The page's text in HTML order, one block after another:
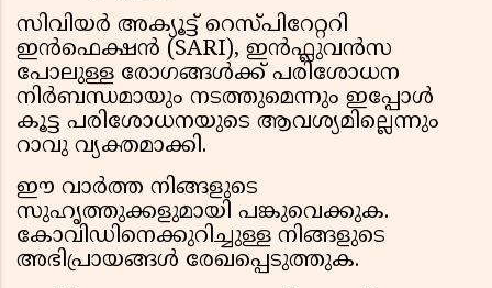
സിവിയർ അക്യൂട്ട് റെസ്പിറേറ്ററി
ഇൻഫെക്ഷൻ (SARI), ഇൻഫ്ലുവൻസ
പോലുള്ള രോഗങ്ങൾക്ക് പരിശോധന
നിർബന്ധമായും നടത്തുമെന്നും ഇപ്പോൾ
കൂട്ട പരിശോധനയുടെ ആവശ്യമില്ലെന്നും
റാവു വ്യക്തമാക്കി.
ഈ വാർത്ത നിങ്ങളുടെ
സുഹൃത്തുക്കളുമായി പങ്കുവെക്കുക.
കോവിഡിനെക്കുറിച്ചുള്ള നിങ്ങളുടെ
അഭിപ്രായങ്ങൾ രേഖപ്പെടുത്തുക.